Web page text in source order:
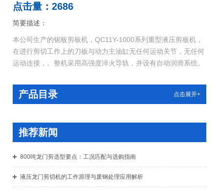
点击量：2686
简要描述：
本公司生产的铌板剪板机，QC11Y-1000系列重型液压剪板机，
在进行剪切工作上的刀板与动力主油缸无任何运动关节，无任何
运动连接，。整机采用高强度淬火导轨，并设有自动润滑系统。
产品目录 点击展开+
推荐新闻
800吨龙门剪选型要点：工况匹配与选购指南
液压龙门剪切机的工作原理与废钢处理应用解析